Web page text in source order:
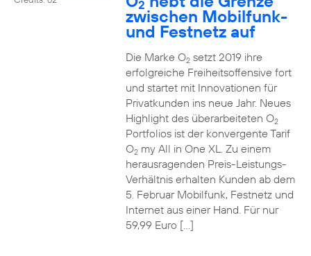
2
zwischen Mobilfunk-
und Festnetz auf
Die Marke O2setzt 2019 ihre
erfolgreiche Freiheitsoffensive fort
und startet mit Innovationen für
Privatkunden ins neue Jahr. Neues
Highlight des überarbeiteten O2
Portfolios ist der konvergente Tarif
O2my All in One XL. Zu einem
herausragenden Preis-Leistungs-
Verhältnis erhalten Kunden ab dem
5. Februar Mobilfunk, Festnetz und
Internet aus einer Hand. Für nur
59,99 Euro […]